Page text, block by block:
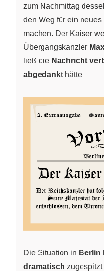
zum Nachmittag
den Weg für ein
machen. Der Kaiser
Übergangskanzler
ließ die Nachricht
abgedankt hätte.
Die Situation in Berlin
dramatisch